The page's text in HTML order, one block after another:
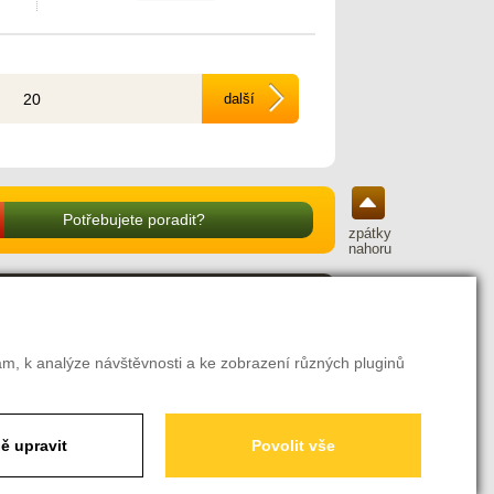
k analýze návštěvnosti a ke zobrazení různých pluginů
upravit Povolit vše
20 další
Potřebujete poradit?
podmínky
a platba
zpátky
nahoru